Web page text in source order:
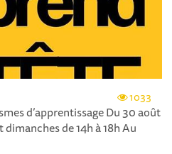
1033
d’apprentissage Du 30 août
de 14h à 18h Au